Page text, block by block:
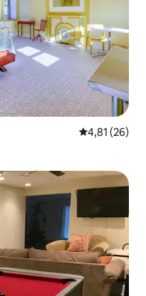
Gemiddelde
4,81 (26)